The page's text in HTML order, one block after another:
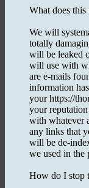
What does this
We will
totally
will be leaked
will use with
are e-mails
information
your https://
your
with whatever
any links that
will be de-
we used in the
How do I stop